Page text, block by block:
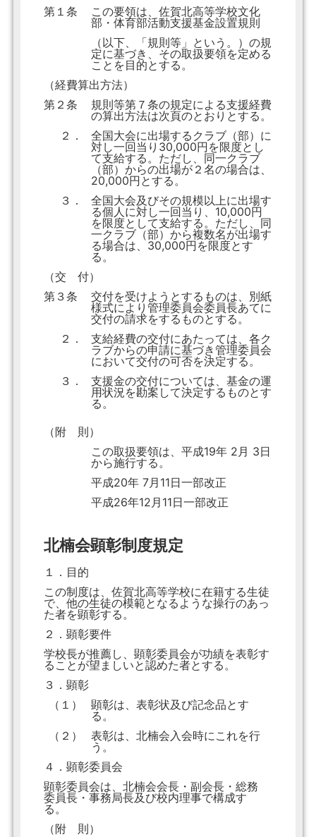
第１条
この要領は、佐賀北高等学校文化
部・体育部活動支援基金設置規則
（以下、「規則等」という。）の規
定に基づき、その取扱要領を定める
ことを目的とする。
（経費算出方法）
第２条
規則等第７条の規定による支援経費
の算出方法は次頁のとおりとする。
２．
全国大会に出場するクラブ（部）に
対し一回当り30,000円を限度とし
て支給する。ただし、同一クラブ
（部）からの出場が２名の場合は、
20,000円とする。
３．
全国大会及びその規模以上に出場す
る個人に対し一回当り、10,000円
を限度として支給する。ただし、同
一クラブ（部）から複数名が出場す
る場合は、30,000円を限度とす
る。
（交 付）
第３条
交付を受けようとするものは、別紙
様式により管理委員会委員長あてに
交付の請求をするものとする。
２．
支給経費の交付にあたっては、各ク
ラブからの申請に基づき管理委員会
において交付の可否を決定する。
３．
支援金の交付については、基金の運
用状況を勘案して決定するものとす
る。
（附 則）
この取扱要領は、平成19年 2月 3日
から施行する。
平成20年 7月11日一部改正
平成26年12月11日一部改正
北楠会顕彰制度規定
１．目的
この制度は、佐賀北高等学校に在籍する生徒
で、他の生徒の模範となるような操行のあっ
た者を顕彰する。
２．顕彰要件
学校長が推薦し、顕彰委員会が功績を表彰す
ることが望ましいと認めた者とする。
３．顕彰
（１）
顕彰は、表彰状及び記念品とす
る。
（２）
表彰は、北楠会入会時にこれを行
う。
４．顕彰委員会
顕彰委員会は、北楠会会長・副会長・総務
委員長・事務局長及び校内理事で構成す
る。
（附 則）